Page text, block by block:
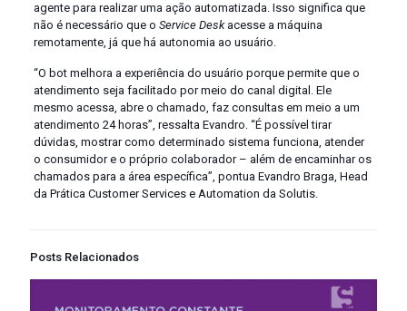
agente para realizar uma ação automatizada. Isso significa que
não é necessário que o Service Deskacesse a máquina
remotamente, já que há autonomia ao usuário.
“O bot melhora a experiência do usuário porque permite que o
atendimento seja facilitado por meio do canal digital. Ele
mesmo acessa, abre o chamado, faz consultas em meio a um
atendimento 24 horas”, ressalta Evandro. “É possível tirar
dúvidas, mostrar como determinado sistema funciona, atender
o consumidor e o próprio colaborador – além de encaminhar os
chamados para a área específica”, pontua Evandro Braga, Head
da Prática Customer Services e Automation da Solutis.
Posts Relacionados